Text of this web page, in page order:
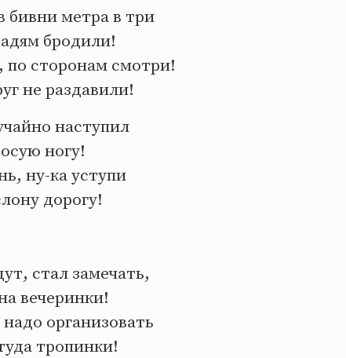
бивни метра в три
бродили!
по сторонам смотри!
не раздавили!
наступил
ногу!
ну-ка уступи
дорогу!
стал замечать,
вечеринки!
организовать
тропинки!